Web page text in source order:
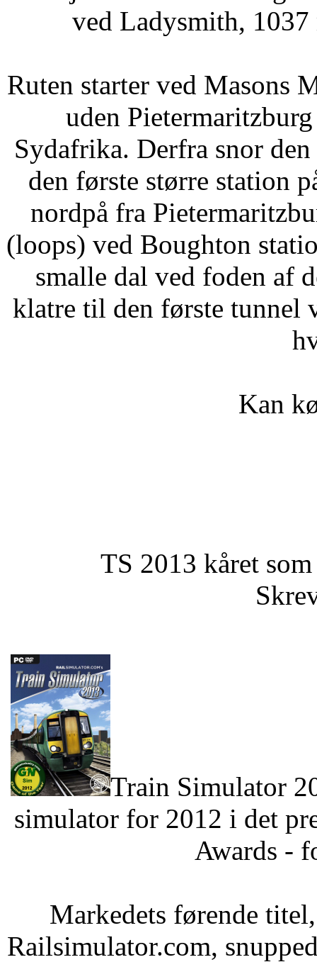
ved Ladysmith, 1037
Ruten starter ved Masons
uden
Sydafrika. Derfra snor
den første større station
nordpå fra
(loops) ved Boughton
smalle dal ved foden af
klatre til den første tunnel
Kan
TS 2013 kåret
Train Simulator
simulator for 2012 i det
Awards -
Markedets førende
Railsimulator.com,